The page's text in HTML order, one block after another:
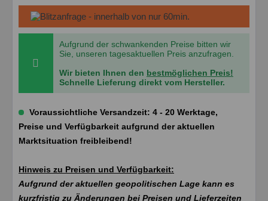
Aufgrund der schwankenden Preise bitten wir
Sie, unseren tagesaktuellen Preis anzufragen.
Wir bieten Ihnen den bestmöglichen Preis!
Schnelle Lieferung direkt vom Hersteller.
Voraussichtliche Versandzeit: 4 - 20 Werktage,
Preise und Verfügbarkeit aufgrund der aktuellen
Marktsituation freibleibend!
Hinweis zu Preisen und Verfügbarkeit:
Aufgrund der aktuellen geopolitischen Lage kann es
kurzfristig zu Änderungen bei Preisen und Lieferzeiten